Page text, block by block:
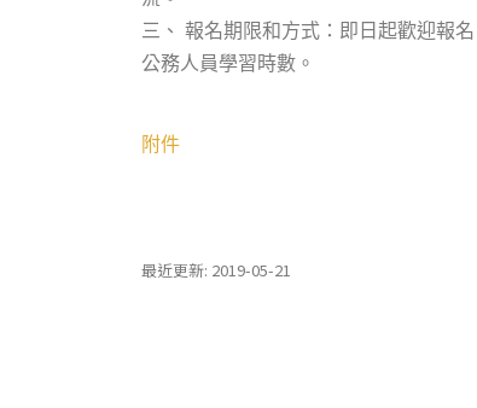
三、 報名期限和方式：即日起歡迎報
公務人員學習時數。
附件
最近更新: 2019-05-21